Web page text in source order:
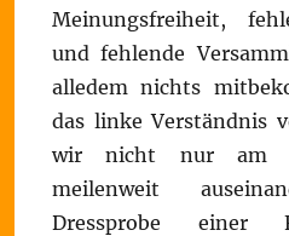
Meinungsfreiheit,
und fehlende
alledem nichts
das linke Verständnis
wir nicht nur am
meilenweit
Dressprobe einer